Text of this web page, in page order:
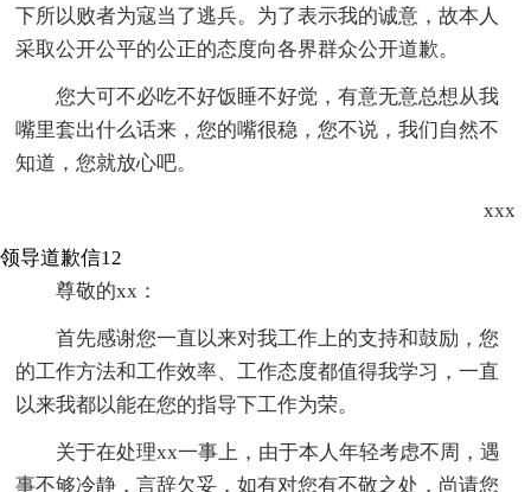
下所以败者为寇当了逃兵。为了表示我的诚意，故本人
采取公开公平的公正的态度向各界群众公开道歉。
您大可不必吃不好饭睡不好觉，有意无意总想从我
嘴里套出什么话来，您的嘴很稳，您不说，我们自然不
知道，您就放心吧。
xxx
领导道歉信12
尊敬的xx：
首先感谢您一直以来对我工作上的支持和鼓励，您
的工作方法和工作效率、工作态度都值得我学习，一直
以来我都以能在您的指导下工作为荣。
关于在处理xx一事上，由于本人年轻考虑不周，遇
事不够冷静，言辞欠妥，如有对您有不敬之处，尚请您